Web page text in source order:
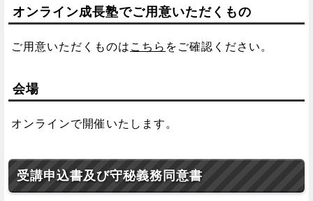
オンライン成長塾でご用意いただくもの
ご用意いただくものは こちら をご確認ください。
会場
オンラインで開催いたします。
受講申込書及び守秘義務同意書